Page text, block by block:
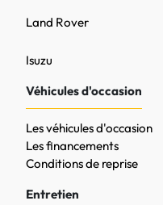
Land Rover
Isuzu
Véhicules d'occasion
Les véhicules d'occasion
Les financements
Conditions de reprise
Entretien